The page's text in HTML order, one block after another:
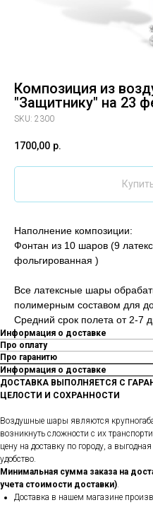
Композиция из
"Защитнику" на 23
SKU: 2300
1700,00 р.
Наполнение композиции:
Фонтан из 10 шаров (9
фольгированная )
Все латексные шары
полимерным составом для
Средний срок полета от 2-7
Информация о доставке
Про оплату
Про гаранитю
Информация о доставке
ДОСТАВКА ВЫПОЛНЯЕТСЯ С
ЦЕЛОСТИ И СОХРАННОСТИ
Воздушные шары являются
возникнуть сложности с их
цену на доставку по городу, а
удобство.
Минимальная сумма заказа на
учета стоимости доставки).
Доставка в нашем магазине